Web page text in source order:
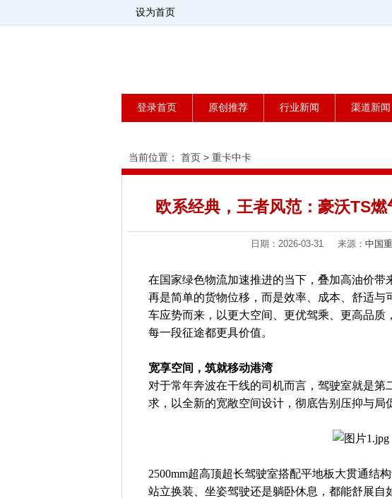
设为首页
登录首页 原创推荐 行业新闻 渠道新闻
当前位置： 首页 > 重卡中卡
欧系经典，王者风范：豪沃TS
日期：2026-03-31 来源： 中国
在国家绿色物流加速推进的当下，叠加高油价带
再是简单的货物位移，而是效率、成本、舒适与
车应势而来，以更大空间、更优驾乘、更高品质
每一段征途都更具价值。
宽享空间，筑就移动港湾
对于常年奔波在干线的司机而言，驾驶室就是第
求，以全新的宽敞空间设计，彻底告别压抑与局
2500mm超高顶超长驾驶室搭配平地板大贯通结
站立换装、坐姿驾驶还是躺卧休息，都能舒展自